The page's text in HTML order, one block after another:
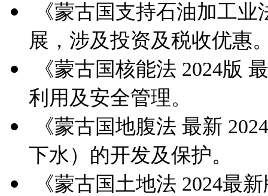
《蒙古国支持石油加工
展，涉及投资及税收优惠
《蒙古国核能法 2024版
利用及安全管理。
《蒙古国地腹法 最新
下水）的开发及保护。
《蒙古国土地法 2024最